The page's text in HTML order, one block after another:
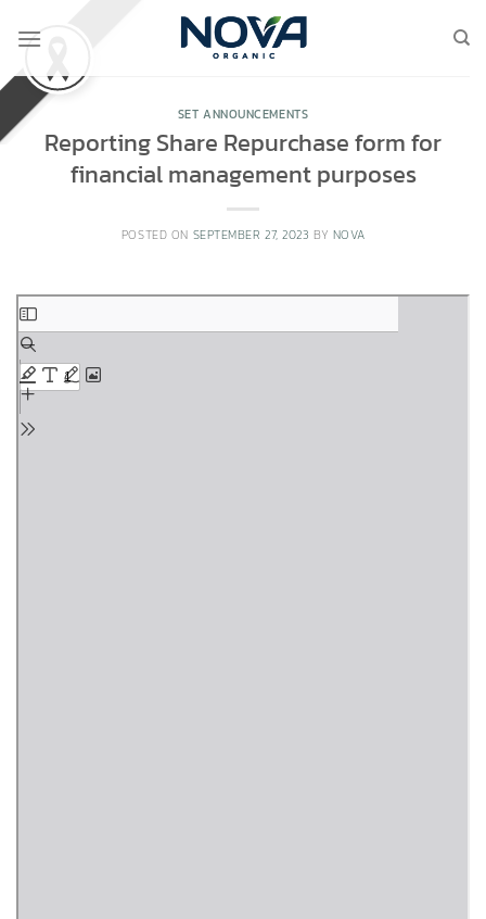
SET ANNOUNCEMENTS
Reporting Share Repurchase form for
financial management purposes
POSTED ON SEPTEMBER 27, 2023 BY NOVA
Skip
to
PDF
content